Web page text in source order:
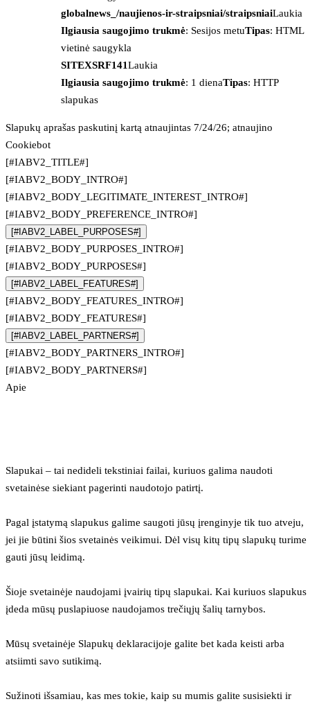
globalnews_/naujienos-ir-straipsniai/straipsniaiLaukia
Ilgiausia saugojimo trukmė: Sesijos metuTipas: HTML
vietinė saugykla
SITEXSRF141Laukia
Ilgiausia saugojimo trukmė: 1 dienaTipas: HTTP
slapukas
Slapukų aprašas paskutinį kartą atnaujintas 7/24/26; atnaujino
Cookiebot
[#IABV2_TITLE#]
[#IABV2_BODY_INTRO#]
[#IABV2_BODY_LEGITIMATE_INTEREST_INTRO#]
[#IABV2_BODY_PREFERENCE_INTRO#]
[#IABV2_LABEL_PURPOSES#]
[#IABV2_BODY_PURPOSES_INTRO#]
[#IABV2_BODY_PURPOSES#]
[#IABV2_LABEL_FEATURES#]
[#IABV2_BODY_FEATURES_INTRO#]
[#IABV2_BODY_FEATURES#]
[#IABV2_LABEL_PARTNERS#]
[#IABV2_BODY_PARTNERS_INTRO#]
[#IABV2_BODY_PARTNERS#]
Apie
Slapukai – tai nedideli tekstiniai failai, kuriuos galima naudoti
svetainėse siekiant pagerinti naudotojo patirtį.
Pagal įstatymą slapukus galime saugoti jūsų įrenginyje tik tuo atveju,
jei jie būtini šios svetainės veikimui. Dėl visų kitų tipų slapukų turime
gauti jūsų leidimą.
Šioje svetainėje naudojami įvairių tipų slapukai. Kai kuriuos slapukus
įdeda mūsų puslapiuose naudojamos trečiųjų šalių tarnybos.
Mūsų svetainėje Slapukų deklaracijoje galite bet kada keisti arba
atsiimti savo sutikimą.
Sužinoti išsamiau, kas mes tokie, kaip su mumis galite susisiekti ir